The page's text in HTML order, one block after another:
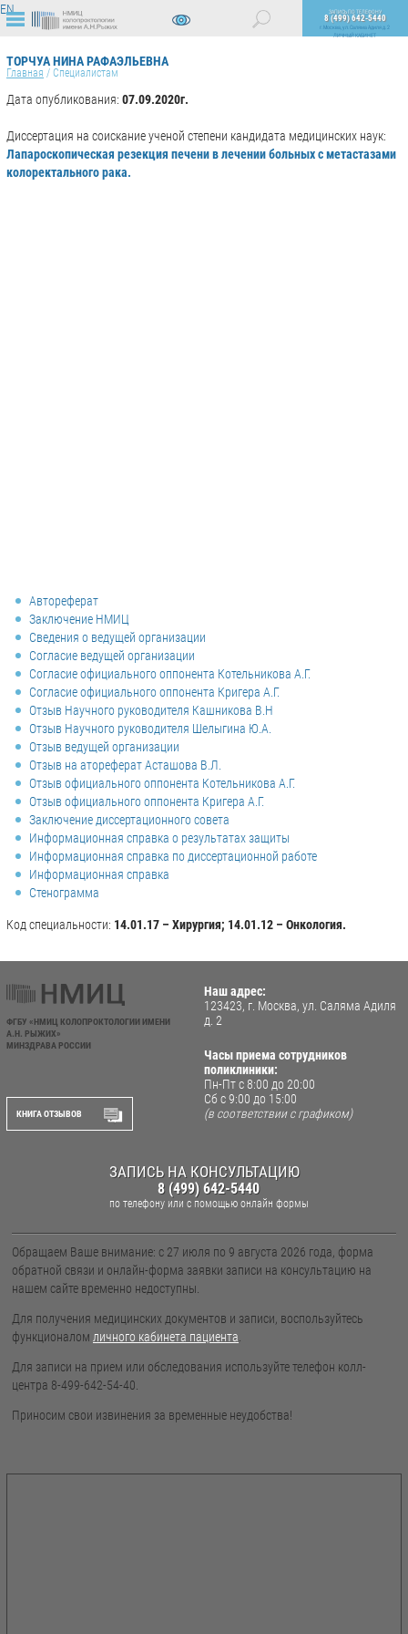
EN ЗАПИСЬ ПО ТЕЛЕФОНУ
8 (499) 642-5440
г. Москва, ул. Саляма Адиля д. 2
ЛИЧНЫЙ КАБИНЕТ
ТОРЧУА НИНА РАФАЭЛЬЕВНА
Главная / Специалистам
Дата опубликования: 07.09.2020г.
Диссертация на соискание ученой степени кандидата медицинских наук:
Лапароскопическая резекция печени в лечении больных с метастазами
колоректального рака.
Автореферат
Заключение НМИЦ
Сведения о ведущей организации
Согласие ведущей организации
Согласие официального оппонента Котельникова А.Г.
Согласие официального оппонента Кригера А.Г.
Отзыв Научного руководителя Кашникова В.Н
Отзыв Научного руководителя Шелыгина Ю.А.
Отзыв ведущей организации
Отзыв на атореферат Асташова В.Л.
Отзыв официального оппонента Котельникова А.Г.
Отзыв официального оппонента Кригера А.Г.
Заключение диссертационного совета
Информационная справка о результатах защиты
Информационная справка по диссертационной работе
Информационная справка
Стенограмма
Код специальности: 14.01.17 – Хирургия; 14.01.12 – Онкология.
ФГБУ «НМИЦ КОЛОПРОКТОЛОГИИ ИМЕНИ
А.Н. РЫЖИХ»
МИНЗДРАВА РОССИИ
Наш адрес:
123423, г. Москва, ул. Саляма Адиля
д. 2
Часы приема сотрудников
поликлиники:
Пн-Пт с 8:00 до 20:00
Сб с 9:00 до 15:00
(в соответствии с графиком)
КНИГА ОТЗЫВОВ
ЗАПИСЬ НА КОНСУЛЬТАЦИЮ
8 (499) 642-5440
по телефонуили с помощью онлайн формы
Обращаем Ваше внимание: с 27 июля по 9 августа 2026 года, форма
обратной связи и онлайн-форма заявки записи на консультацию на
нашем сайте временно недоступны.
Для получения медицинских документов и записи, воспользуйтесь
функционалом личного кабинета пациента
Для записи на прием или обследования используйте телефон колл-
центра 8-499-642-54-40.
Приносим свои извинения за временные неудобства!